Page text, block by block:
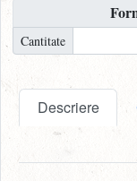
Cantitate
Descriere